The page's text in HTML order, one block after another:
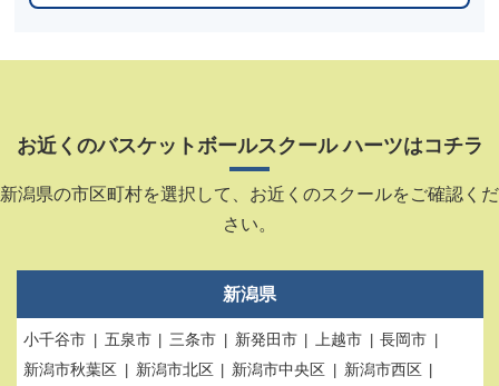
お近くのバスケットボールスクール ハーツはコチラ
新潟県の市区町村を選択して、お近くのスクールをご確認くだ
さい。
新潟県
小千谷市 五泉市 三条市 新発田市 上越市
長岡市
新潟市秋葉区
新潟市北区 新潟市中央区 新潟市西区